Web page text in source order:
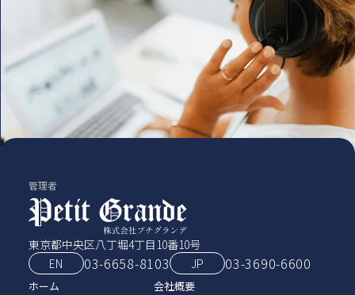
管理者
東京都中央区八丁堀4丁目10番10号
EN
03-6658-8103 JP 03‑3690‑6600
ホーム
会社概要